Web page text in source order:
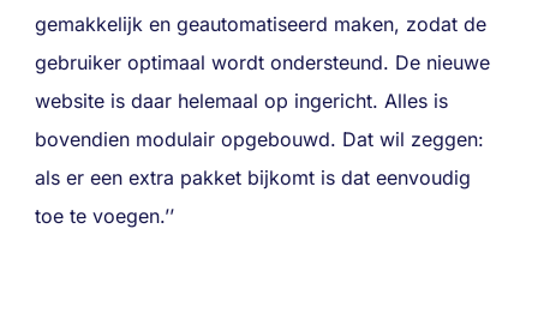
gemakkelijk en geautomatiseerd maken, zodat de
gebruiker optimaal wordt ondersteund. De nieuwe
website is daar helemaal op ingericht. Alles is
bovendien modulair opgebouwd. Dat wil zeggen:
als er een extra pakket bijkomt is dat eenvoudig
toe te voegen.’’